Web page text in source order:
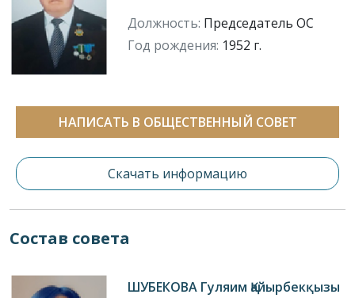
Должность: Председатель ОС
Год рождения: 1952 г.
НАПИСАТЬ В ОБЩЕСТВЕННЫЙ СОВЕТ
Скачать информацию
Состав совета
ШУБЕКОВА Гуляим Қайырбекқызы